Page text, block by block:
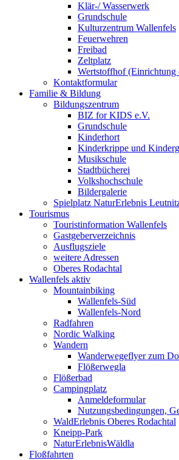
Klär-/ Wasserwerk
Grundschule
Kulturzentrum Wallenfels
Feuerwehren
Freibad
Zeltplatz
Wertstoffhof (Einrichtung
Kontaktformular
Familie & Bildung
Bildungszentrum
BIZ for KIDS e.V.
Grundschule
Kinderhort
Kinderkrippe und
Musikschule
Stadtbücherei
Volkshochschule
Bildergalerie
Spielplatz NaturErlebnis
Tourismus
Touristinformation Wallenfels
Gastgeberverzeichnis
Ausflugsziele
weitere Adressen
Oberes Rodachtal
Wallenfels aktiv
Mountainbiking
Wallenfels-Süd
Wallenfels-Nord
Radfahren
Nordic Walking
Wandern
Wanderwegeflyer zum
Flößerwegla
Flößerbad
Campingplatz
Anmeldeformular
Nutzungsbedingungen,
WaldErlebnis Oberes Rodachtal
Kneipp-Park
NaturErlebnisWäldla
Floßfahrten